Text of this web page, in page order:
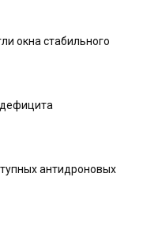
окна стабильного
антидроновых